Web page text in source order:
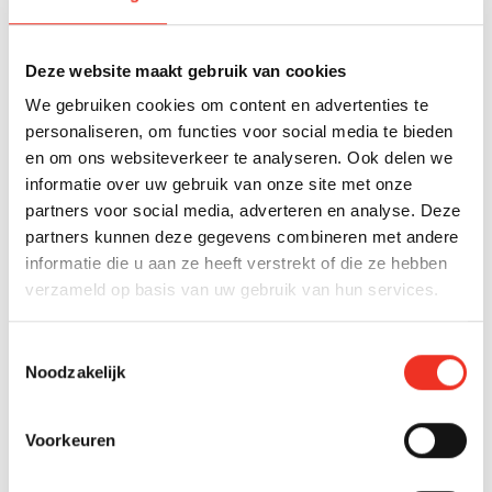
Deze website maakt gebruik van cookies
We gebruiken cookies om content en advertenties te
personaliseren, om functies voor social media te bieden
en om ons websiteverkeer te analyseren. Ook delen we
informatie over uw gebruik van onze site met onze
partners voor social media, adverteren en analyse. Deze
partners kunnen deze gegevens combineren met andere
informatie die u aan ze heeft verstrekt of die ze hebben
verzameld op basis van uw gebruik van hun services.
Noodzakelijk
Voorkeuren
Verkocht
Den Haag
Smildestraat 9
€ 500.000 k.k.
119 m2 5 kamers A
ZOEKOPDRACHT
Niet gevonden wat je zoekt?
Laat ons je helpen en maak een gratis